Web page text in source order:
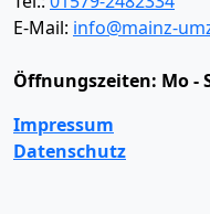
E-Mail: info@mainz-
Öffnungszeiten: Mo -
Impressum
Datenschutz